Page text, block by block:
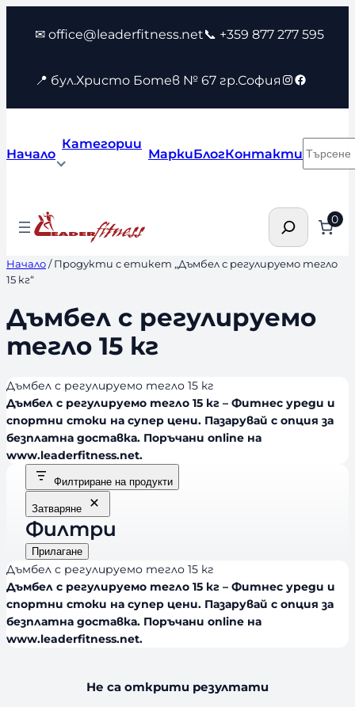
съдържанието
✉ office@leaderfitness.net📞 +359 877 277 595
📍 бул.Христо Ботев № 67 гр.София Instagram
Facebook
Начало
Категории
МаркиБлогКонтакти
Търсене 0
Начало/ Продукти с етикет „Дъмбел с регулируемо тегло
15 кг“
Дъмбел с регулируемо
тегло 15 кг
Дъмбел с регулируемо тегло 15 кг
Дъмбел с регулируемо тегло 15 кг – Фитнес уреди и
спортни стоки на супер цени. Пазарувай с опция за
безплатна доставка. Поръчани online на
www.leaderfitness.net.
Филтриране на продукти
Затваряне
Филтри
Прилагане
Дъмбел с регулируемо тегло 15 кг
Дъмбел с регулируемо тегло 15 кг – Фитнес уреди и
спортни стоки на супер цени. Пазарувай с опция за
безплатна доставка. Поръчани online на
www.leaderfitness.net.
Не са открити резултати